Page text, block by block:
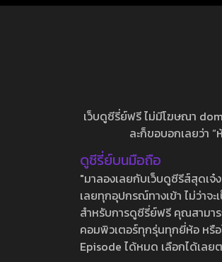
เว็บดูซีรี่ย์ฟรี ไม่มีโฆษณา
ละก็ขอบอกเลยว่า
ดูซีรี่ย์บนมือถือ
"มาลองเลยกับเว็บดูซีรีส์สุดเ
เลยทุกอุปกรณ์ทางเข้า ไม่ว่าจ
สำหรับการดูซีรี่ย์ฟรี คุณสามา
คอมพิวเตอร์ทุกรุ่นทุกยี่ห้อ หรือ
Episode ได้หมด เลือกได้เล